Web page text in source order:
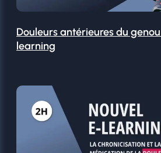
Douleurs antérieures du
learning